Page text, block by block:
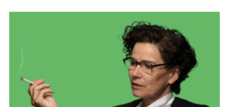
Opernhaus
For schools
Die kleine Hexe